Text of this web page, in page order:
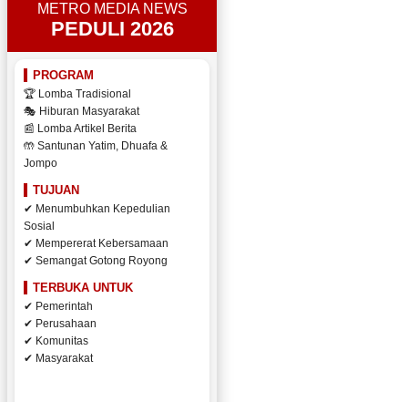
METRO MEDIA NEWS
PEDULI 2026
PROGRAM
🏆 Lomba Tradisional
🎭 Hiburan Masyarakat
📰 Lomba Artikel Berita
🤲 Santunan Yatim, Dhuafa &
Jompo
TUJUAN
✔ Menumbuhkan Kepedulian
Sosial
✔ Mempererat Kebersamaan
✔ Semangat Gotong Royong
TERBUKA UNTUK
✔ Pemerintah
✔ Perusahaan
✔ Komunitas
✔ Masyarakat